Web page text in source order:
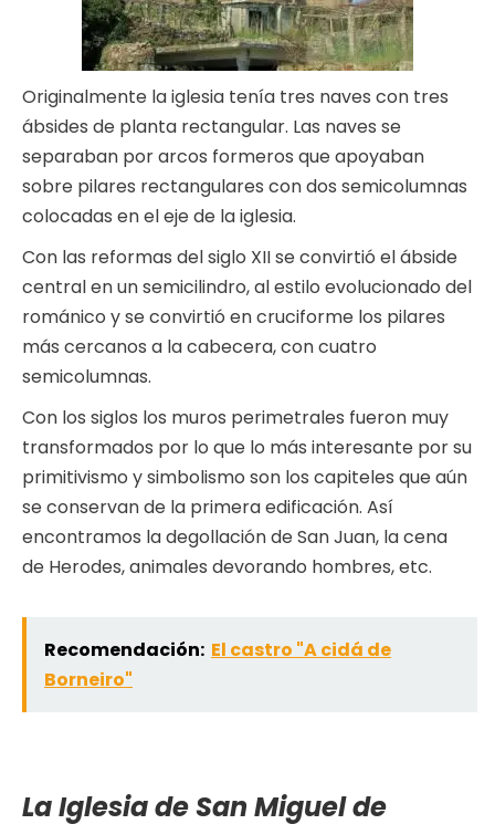
Originalmente la iglesia tenía tres naves con tres
ábsides de planta rectangular. Las naves se
separaban por arcos formeros que apoyaban
sobre pilares rectangulares con dos semicolumnas
colocadas en el eje de la iglesia.
Con las reformas del siglo XII se convirtió el ábside
central en un semicilindro, al estilo evolucionado del
románico y se convirtió en cruciforme los pilares
más cercanos a la cabecera, con cuatro
semicolumnas.
Con los siglos los muros perimetrales fueron muy
transformados por lo que lo más interesante por su
primitivismo y simbolismo son los capiteles que aún
se conservan de la primera edificación. Así
encontramos la degollación de San Juan, la cena
de Herodes, animales devorando hombres, etc.
Recomendación: El castro "A cidá de
Borneiro"
La Iglesia de San Miguel de